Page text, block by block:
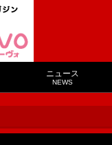
ニュース
NEWS